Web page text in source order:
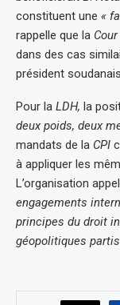
constituent une «
rappelle que la Cour
dans des cas
président
Pour la LDH, la
deux poids, deux
mandats de la CPI
à appliquer les
L’organisation
engagements
principes du droit
géopolitiques